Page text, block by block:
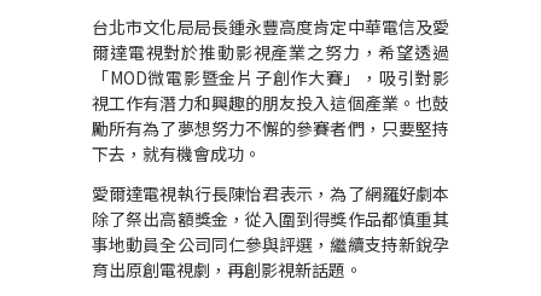
台北市文化局局長鍾永豐高度肯定中華電信及愛
爾達電視對於推動影視產業之努力，希望透過
「MOD微電影暨金片子創作大賽」，吸引對影
視工作有潛力和興趣的朋友投入這個產業。也鼓
勵所有為了夢想努力不懈的參賽者們，只要堅持
下去，就有機會成功。
愛爾達電視執行長陳怡君表示，為了網羅好劇本
除了祭出高額獎金，從入圍到得獎作品都慎重其
事地動員全公司同仁參與評選，繼續支持新銳孕
育出原創電視劇，再創影視新話題。